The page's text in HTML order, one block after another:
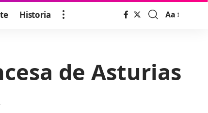
Historia
Font
Aa
de Asturias